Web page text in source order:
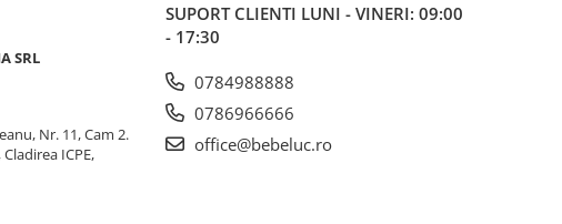
SRL
Nr. 11, Cam 2.
ICPE,
SUPORT CLIENTI LUNI - VINERI: 09:00
- 17:30
0784988888
0786966666
office@bebeluc.ro